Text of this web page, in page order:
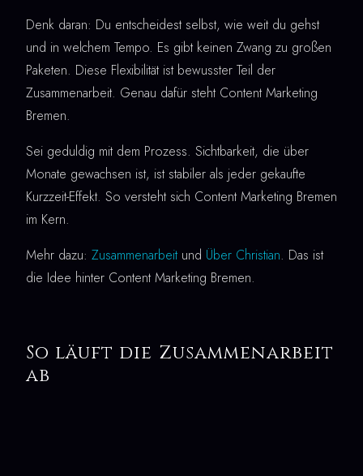
Denk daran: Du entscheidest selbst, wie weit du gehst
und in welchem Tempo. Es gibt keinen Zwang zu großen
Paketen. Diese Flexibilität ist bewusster Teil der
Zusammenarbeit. Genau dafür steht Content Marketing
Bremen.
Sei geduldig mit dem Prozess. Sichtbarkeit, die über
Monate gewachsen ist, ist stabiler als jeder gekaufte
Kurzzeit-Effekt. So versteht sich Content Marketing Bremen
im Kern.
Mehr dazu: Zusammenarbeit und Über Christian. Das ist
die Idee hinter Content Marketing Bremen.
So läuft die Zusammenarbeit
ab